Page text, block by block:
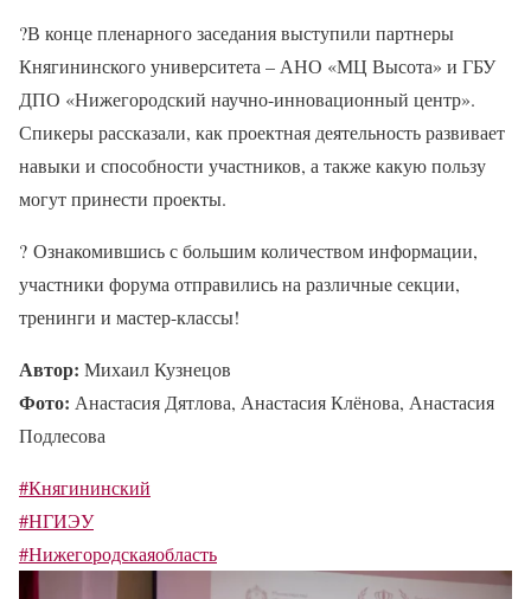
?В конце пленарного заседания выступили партнеры
Княгининского университета – АНО «МЦ Высота» и ГБУ
ДПО «Нижегородский научно-инновационный центр».
Спикеры рассказали, как проектная деятельность развивает
навыки и способности участников, а также какую пользу
могут принести проекты.
? Ознакомившись с большим количеством информации,
участники форума отправились на различные секции,
тренинги и мастер-классы!
Автор: Михаил Кузнецов
Фото: Анастасия Дятлова, Анастасия Клёнова, Анастасия
Подлесова
#Княгининский
#НГИЭУ
#Нижегородскаяобласть